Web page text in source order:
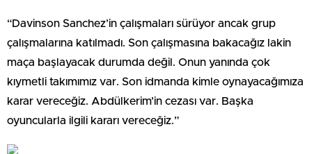
“Davinson Sanchez’in çalışmaları sürüyor ancak grup
çalışmalarına katılmadı. Son çalışmasına bakacağız lakin
maça başlayacak durumda değil. Onun yanında çok
kıymetli takımımız var. Son idmanda kimle oynayacağımıza
karar vereceğiz. Abdülkerim’in cezası var. Başka
oyuncularla ilgili kararı vereceğiz.”